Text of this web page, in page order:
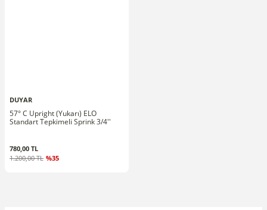
DUYAR
57° C Upright (Yukarı) ELO
Standart Tepkimeli Sprink 3/4''
780,00 TL
1.200,00 TL %35